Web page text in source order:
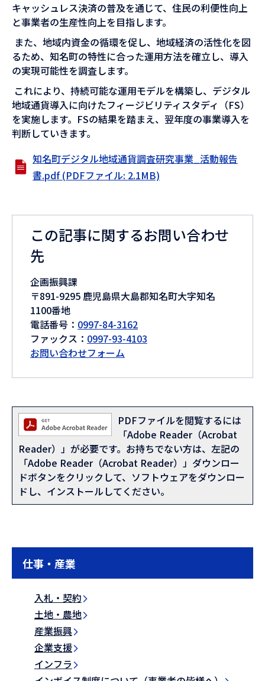
キャッシュレス決済の普及を通じて、住民の利便性向上
と事業者の生産性向上を目指します。
また、地域内資金の循環を促し、地域経済の活性化を図
るため、知名町の特性に合った運用方法を確立し、導入
の実現可能性を調査します。
これにより、持続可能な運用モデルを構築し、デジタル
地域通貨導入に向けたフィージビリティスタディ（FS）
を実施します。FSの結果を踏まえ、翌年度の事業導入を
判断していきます。
知名町デジタル地域通貨調査研究事業_活動報告
書.pdf (PDFファイル: 2.1MB)
この記事に関するお問い合わせ
先
企画振興課
〒891-9295 鹿児島県大島郡知名町大字知名
1100番地
電話番号： 0997-84-3162
ファックス： 0997-93-4103
お問い合わせフォーム
PDFファイルを閲覧するには
「Adobe Reader（Acrobat
Reader）」が必要です。お持ちでない方は、左記の
「Adobe Reader（Acrobat Reader）」ダウンロー
ドボタンをクリックして、ソフトウェアをダウンロー
ドし、インストールしてください。
仕事・産業
入札・契約
土地・農地
産業振興
企業支援
インフラ